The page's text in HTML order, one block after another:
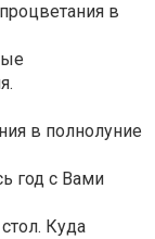
в
в полнолуние
год с Вами
Куда